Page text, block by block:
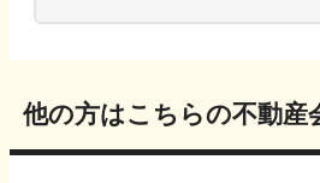
他の方はこちらの不動産